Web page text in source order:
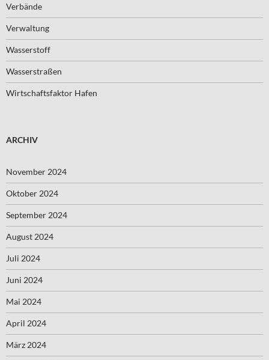
Verbände
Verwaltung
Wasserstoff
Wasserstraßen
Wirtschaftsfaktor Hafen
ARCHIV
November 2024
Oktober 2024
September 2024
August 2024
Juli 2024
Juni 2024
Mai 2024
April 2024
März 2024